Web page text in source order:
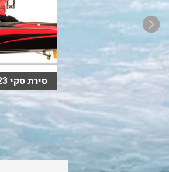
סירת whaly 270 סירת סקי CENTURION FI23